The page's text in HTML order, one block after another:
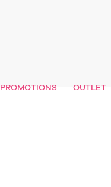
PROMOTIONS OUTLET